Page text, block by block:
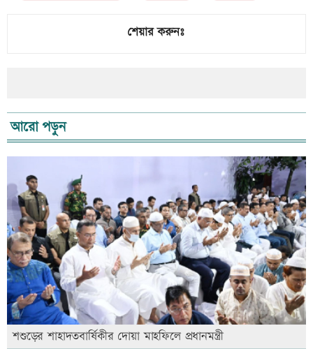
শেয়ার করুনঃ
আরো পড়ুন
শশুড়ের শাহাদতবার্ষিকীর দোয়া মাহফিলে প্রধানমন্ত্রী